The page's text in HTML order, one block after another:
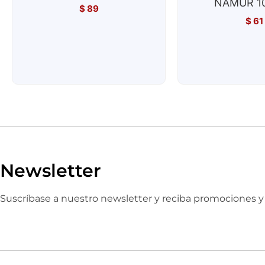
$89 NAMUR
$61
Newsletter
Suscríbase a nuestro newsletter y reciba promociones